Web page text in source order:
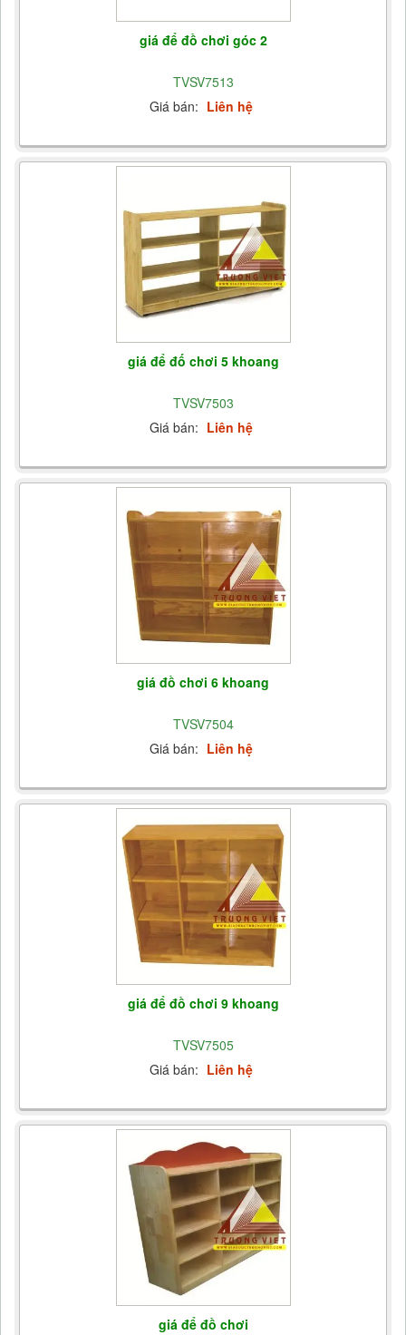
giá để đồ chơi góc 2
TVSV7513
Giá bán: Liên hệ
giá để đố chơi 5 khoang
TVSV7503
Giá bán: Liên hệ
giá đồ chơi 6 khoang
TVSV7504
Giá bán: Liên hệ
giá để đồ chơi 9 khoang
TVSV7505
Giá bán: Liên hệ
giá để đồ chơi